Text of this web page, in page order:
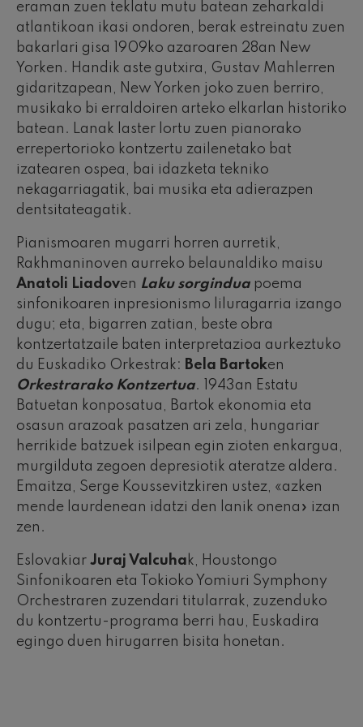
eraman zuen teklatu mutu batean zeharkaldi
atlantikoan ikasi ondoren, berak estreinatu zuen
bakarlari gisa 1909ko azaroaren 28an New
Yorken. Handik aste gutxira, Gustav Mahlerren
gidaritzapean, New Yorken joko zuen berriro,
musikako bi erraldoiren arteko elkarlan historiko
batean. Lanak laster lortu zuen pianorako
errepertorioko kontzertu zailenetako bat
izatearen ospea, bai idazketa tekniko
nekagarriagatik, bai musika eta adierazpen
dentsitateagatik.
Pianismoaren mugarri horren aurretik,
Rakhmaninoven aurreko belaunaldiko maisu
Anatoli Liadoven Laku sorgindua poema
sinfonikoaren inpresionismo liluragarria izango
dugu; eta, bigarren zatian, beste obra
kontzertatzaile baten interpretazioa aurkeztuko
du Euskadiko Orkestrak: Bela Bartoken
Orkestrarako Kontzertua. 1943an Estatu
Batuetan konposatua, Bartok ekonomia eta
osasun arazoak pasatzen ari zela, hungariar
herrikide batzuek isilpean egin zioten enkargua,
murgilduta zegoen depresiotik ateratze aldera.
Emaitza, Serge Koussevitzkiren ustez, «azken
mende laurdenean idatzi den lanik onena» izan
zen.
Eslovakiar Juraj Valcuha k, Houstongo
Sinfonikoaren eta Tokioko Yomiuri Symphony
Orchestraren zuzendari titularrak, zuzenduko
du kontzertu-programa berri hau, Euskadira
egingo duen hirugarren bisita honetan.